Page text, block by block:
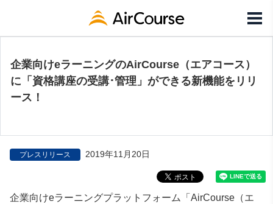
企業向けeラーニングのAirCourse（エアコース）
に「資格講座の受講･管理」ができる新機能をリリ
ース！
プレスリリース 2019年11月20日
企業向けeラーニングプラットフォーム「AirCourse（エ